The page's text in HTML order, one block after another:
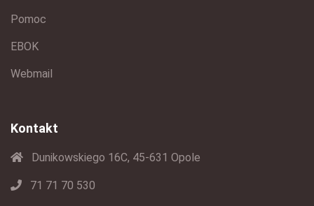
Pomoc
EBOK
Webmail
Kontakt
Dunikowskiego 16C, 45-631 Opole
71 71 70 530